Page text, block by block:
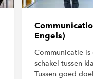
Engels)
Communicatie
schakel tussen
Tussen goed